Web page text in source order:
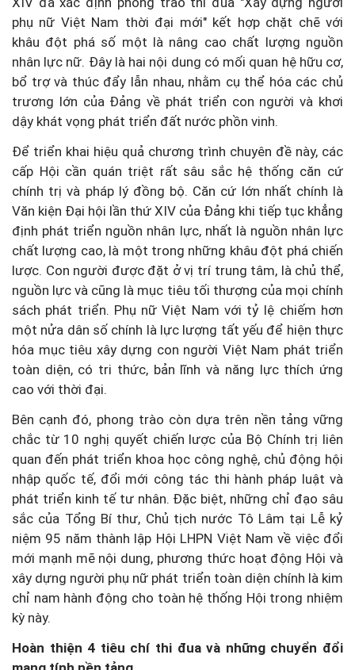
phụ nữ Việt Nam thời đại mới" kết hợp chặt chẽ với
khâu đột phá số một là nâng cao chất lượng nguồn
nhân lực nữ. Đây là hai nội dung có mối quan hệ hữu cơ,
bổ trợ và thúc đẩy lẫn nhau, nhằm cụ thể hóa các chủ
trương lớn của Đảng về phát triển con người và khơi
dậy khát vọng phát triển đất nước phồn vinh.
Để triển khai hiệu quả chương trình chuyên đề này, các
cấp Hội cần quán triệt rất sâu sắc hệ thống căn cứ
chính trị và pháp lý đồng bộ. Căn cứ lớn nhất chính là
Văn kiện Đại hội lần thứ XIV của Đảng khi tiếp tục khẳng
định phát triển nguồn nhân lực, nhất là nguồn nhân lực
chất lượng cao, là một trong những khâu đột phá chiến
lược. Con người được đặt ở vị trí trung tâm, là chủ thể,
nguồn lực và cũng là mục tiêu tối thượng của mọi chính
sách phát triển. Phụ nữ Việt Nam với tỷ lệ chiếm hơn
một nửa dân số chính là lực lượng tất yếu để hiện thực
hóa mục tiêu xây dựng con người Việt Nam phát triển
toàn diện, có tri thức, bản lĩnh và năng lực thích ứng
cao với thời đại.
Bên cạnh đó, phong trào còn dựa trên nền tảng vững
chắc từ 10 nghị quyết chiến lược của Bộ Chính trị liên
quan đến phát triển khoa học công nghệ, chủ động hội
nhập quốc tế, đổi mới công tác thi hành pháp luật và
phát triển kinh tế tư nhân. Đặc biệt, những chỉ đạo sâu
sắc của Tổng Bí thư, Chủ tịch nước Tô Lâm tại Lễ kỷ
niệm 95 năm thành lập Hội LHPN Việt Nam về việc đổi
mới mạnh mẽ nội dung, phương thức hoạt động Hội và
xây dựng người phụ nữ phát triển toàn diện chính là kim
chỉ nam hành động cho toàn hệ thống Hội trong nhiệm
kỳ này.
Hoàn thiện 4 tiêu chí thi đua và những chuyển đổi